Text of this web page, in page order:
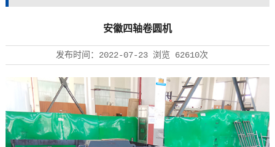
安徽四轴卷圆机
发布时间： 2022-07-23浏览 62610次